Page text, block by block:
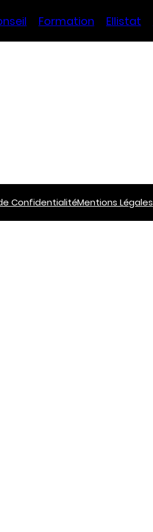
Formation Ellistat
ConfidentialitéMentions Légales